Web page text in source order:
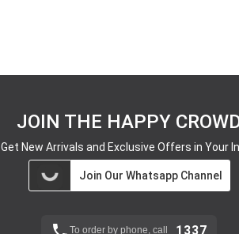
JOIN THE HAPPY
Get New Arrivals and Exclusive Offers in Your
Join Our Whatsapp Channel
To order by phone, call 1337